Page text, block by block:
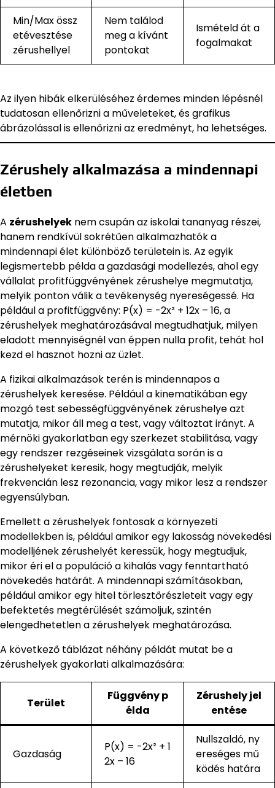
Min/Max össz
etévesztése
zérushellyel
Nem találod
meg a kívánt
pontokat
Ismételd át a
fogalmakat
Az ilyen hibák elkerüléséhez érdemes minden lépésnél
tudatosan ellenőrizni a műveleteket, és grafikus
ábrázolással is ellenőrizni az eredményt, ha lehetséges.
Zérushely alkalmazása a mindennapi
életben
A zérushelyek nem csupán az iskolai tananyag részei,
hanem rendkívül sokrétűen alkalmazhatók a
mindennapi élet különböző területein is. Az egyik
legismertebb példa a gazdasági modellezés, ahol egy
vállalat profitfüggvényének zérushelye megmutatja,
melyik ponton válik a tevékenység nyereségessé. Ha
például a profitfüggvény: P(x) = -2x² + 12x – 16, a
zérushelyek meghatározásával megtudhatjuk, milyen
eladott mennyiségnél van éppen nulla profit, tehát hol
kezd el hasznot hozni az üzlet.
A fizikai alkalmazások terén is mindennapos a
zérushelyek keresése. Például a kinematikában egy
mozgó test sebességfüggvényének zérushelye azt
mutatja, mikor áll meg a test, vagy változtat irányt. A
mérnöki gyakorlatban egy szerkezet stabilitása, vagy
egy rendszer rezgéseinek vizsgálata során is a
zérushelyeket keresik, hogy megtudják, melyik
frekvencián lesz rezonancia, vagy mikor lesz a rendszer
egyensúlyban.
Emellett a zérushelyek fontosak a környezeti
modellekben is, például amikor egy lakosság növekedési
modelljének zérushelyét keressük, hogy megtudjuk,
mikor éri el a populáció a kihalás vagy fenntartható
növekedés határát. A mindennapi számításokban,
például amikor egy hitel törlesztőrészleteit vagy egy
befektetés megtérülését számoljuk, szintén
elengedhetetlen a zérushelyek meghatározása.
A következő táblázat néhány példát mutat be a
zérushelyek gyakorlati alkalmazására:
Terület
Függvény p
élda
Zérushely jel
entése
Gazdaság
P(x) = -2x² + 1
2x – 16
Nullszaldó, ny
ereséges mű
ködés határa